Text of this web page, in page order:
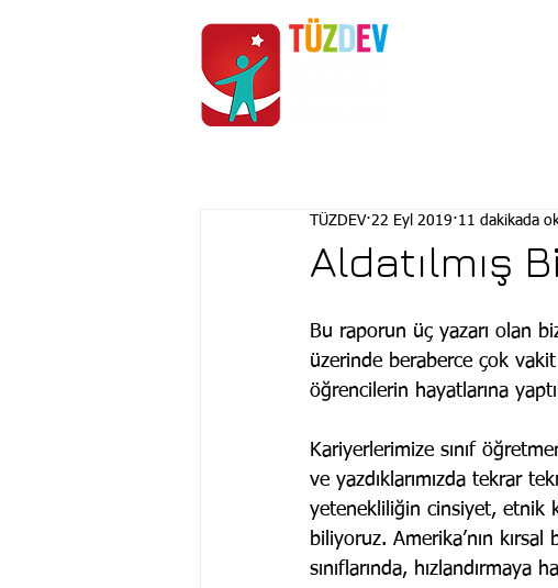
Aldatılmış
TÜZDEV 22 Eyl 2019 11 dakikada
Bu raporun üç yazarı olan
üzerinde beraberce çok vakit
öğrencilerin hayatlarına
Kariyerlerimize sınıf
ve yazdıklarımızda tekrar
yetenekliliğin cinsiyet, etnik
biliyoruz. Amerika’nın
sınıflarında,